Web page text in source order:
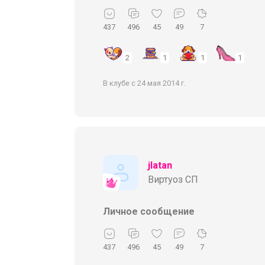
437 496 45 49 7
2 1 1 1
В клубе с 24 мая 2014 г.
jlatan
Виртуоз СП
Личное сообщение
437 496 45 49 7